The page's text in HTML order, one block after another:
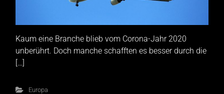
Kaum eine Branche blieb vom Corona-Jahr 2020
unberührt. Doch manche schafften es besser durch die
[…]
Europa